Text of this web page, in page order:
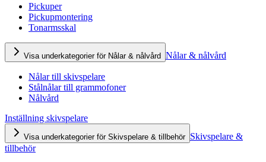
Pickuper
Pickupmontering
Tonarmsskal
Visa underkategorier för Nålar & nålvård Nålar & nålvård
Nålar till skivspelare
Stålnålar till grammofoner
Nålvård
Inställning skivspelare
Visa underkategorier för Skivspelare & tillbehör Skivspelare &
tillbehör